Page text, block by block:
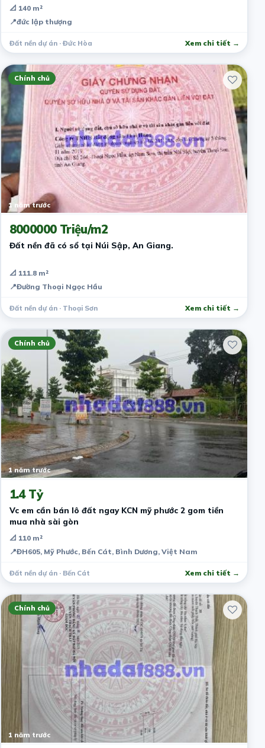
📐 140 m²
📍đức lập thượng
Đất nền dự án · Đức Hòa Xem chi tiết →
Chính chủ
1 năm trước
8000000 Triệu/m2
Đất nền đã có sổ tại Núi Sập, An Giang.
📐 111.8 m²
📍Đường Thoại Ngọc Hầu
Đất nền dự án · Thoại Sơn Xem chi tiết →
Chính chủ
1 năm trước
1.4 Tỷ
Vc em cần bán lô đất ngay KCN mỹ phước 2 gom tiền
mua nhà sài gòn
📐 110 m²
📍ĐH605, Mỹ Phước, Bến Cát, Bình Dương, Việt Nam
Đất nền dự án · Bến Cát Xem chi tiết →
Chính chủ
1 năm trước